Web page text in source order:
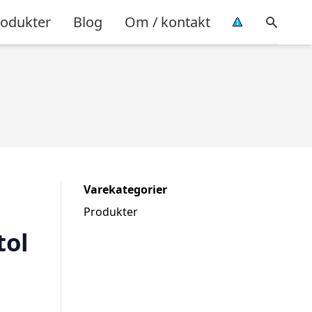
Blog Om / kontakt
Varekategorier
Produkter